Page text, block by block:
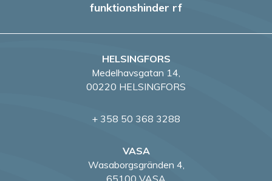
funktionshinder rf
HELSINGFORS
Medelhavsgatan 14,
00220 HELSINGFORS
+ 358 50 368 3288
VASA
Wasaborgsgränden 4,